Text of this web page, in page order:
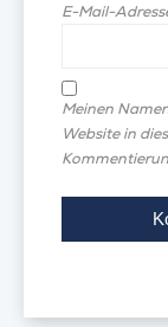
E-Mail-
Meinen
Website in